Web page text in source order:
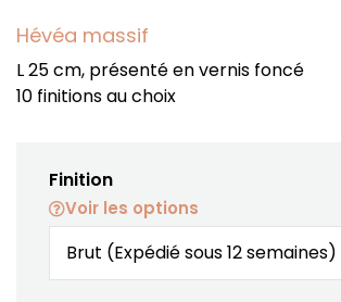
Hévéa massif
L 25 cm, présenté en vernis foncé
10 finitions au choix
Finition
Voir les options